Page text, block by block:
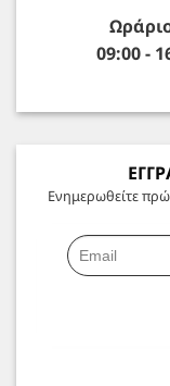
09:00 -
Ενημερωθείτε